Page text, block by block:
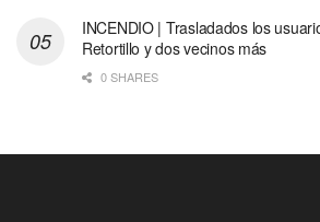
INCENDIO | Trasladados los
Retortillo y dos vecinos más
0 SHARES